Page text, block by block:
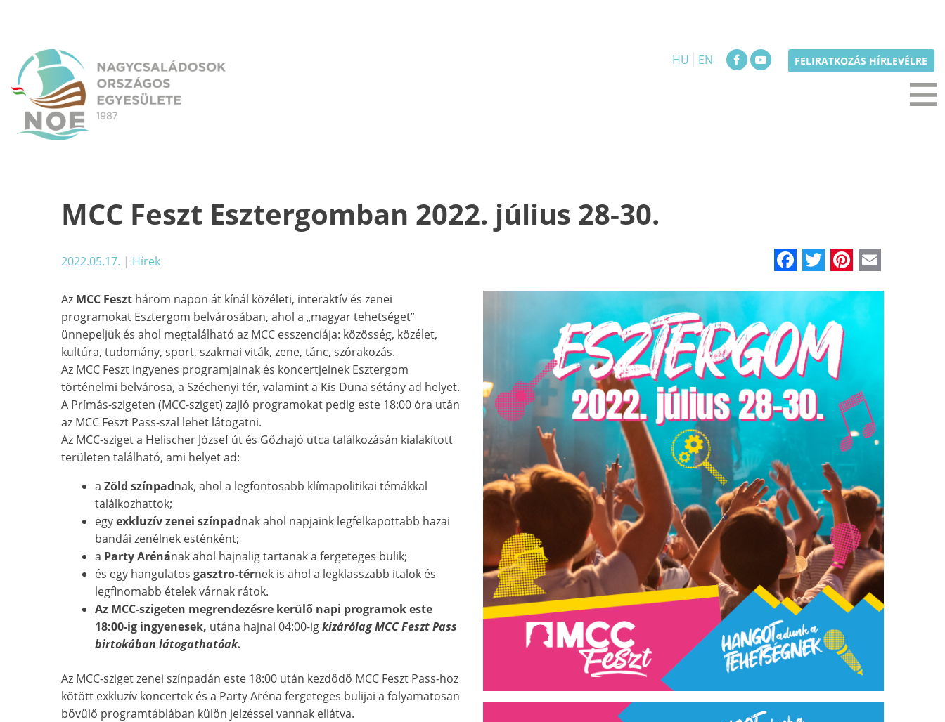
HU EN FELIRATKOZÁS HÍRLEVÉLRE
≡
MCC Feszt Esztergomban 2022. július 28-30.
2022.05.17. | Hírek Facebook
Twitter
Az MCC Feszt három napon át kínál közéleti, interaktív és zenei
programokat Esztergom belvárosában, ahol a „magyar tehetséget”
ünnepeljük és ahol megtalálható az MCC esszenciája: közösség, közélet,
kultúra, tudomány, sport, szakmai viták, zene, tánc, szórakozás.
Az MCC Feszt ingyenes programjainak és koncertjeinek Esztergom
történelmi belvárosa, a Széchenyi tér, valamint a Kis Duna sétány ad helyet.
A Prímás-szigeten (MCC-sziget) zajló programokat pedig este 18:00 óra után
az MCC Feszt Pass-szal lehet látogatni.
Az MCC-sziget a Helischer József út és Gőzhajó utca találkozásán kialakított
területen található, ami helyet ad:
a Zöld színpadnak, ahol a legfontosabb klímapolitikai témákkal
találkozhattok;
egyexkluzív zenei színpadnak ahol napjaink legfelkapottabb hazai
bandái zenélnek esténként;
a Party Arénának ahol hajnalig tartanak a fergeteges bulik;
és egy hangulatos gasztro-térnek is ahol a legklasszabb italok és
legfinomabb ételek várnak rátok.
Az MCC-szigeten megrendezésre kerülő napi programok este
18:00-ig ingyenesek, utána hajnal 04:00-igkizárólag MCC Feszt Pass
birtokában látogathatóak.
Az MCC-sziget zenei színpadán este 18:00 után kezdődő MCC Feszt Pass-hoz
kötött exkluzív koncertek és a Party Aréna fergeteges bulijai a folyamatosan
bővülő programtáblában külön jelzéssel vannak ellátva.